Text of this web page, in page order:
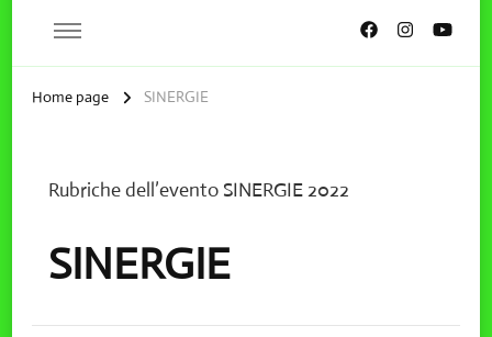
Home page SINERGIE
Rubriche dell’evento SINERGIE 2022
SINERGIE